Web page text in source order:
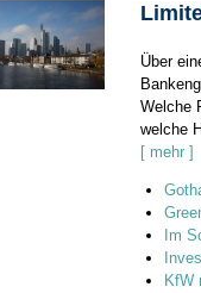
Über
Welche
welche
[ mehr ]
Im
KfW